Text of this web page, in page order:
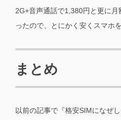
2G+音声通話で1,380円と更に
ったので、とにかく安くスマホ
まとめ
以前の記事で『格安SIMになぜ